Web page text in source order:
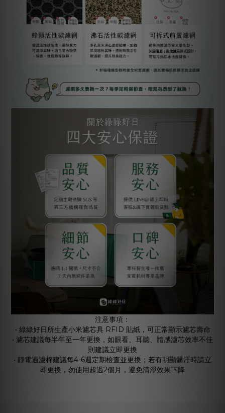
注意事項：
• 綠綠好日所生產小米濾芯具 RFID 貼紙，可正常顯示濾芯壽命
• 濾芯建議每半年至一年更換，如眼看、耳聽、體感濾芯效率不佳
則建議立即更換
• 靜電過濾棉建議每4-6週定期檢查並更換；若有明顯髒汙時請立
即更換，勿使用超過2個月，避免清淨效果下降